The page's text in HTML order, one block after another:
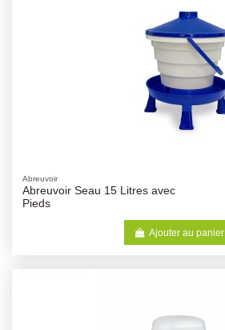
Abreuvoir
Abreuvoir Seau 15 Litres avec
Pieds
Ajouter au panier